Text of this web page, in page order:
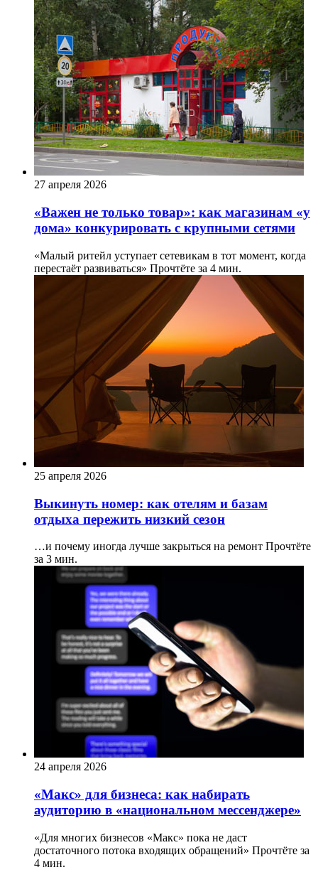
27 апреля 2026
«Важен не только товар»: как магазинам «у
дома» конкурировать с крупными сетями
«Малый ритейл уступает сетевикам в тот момент, когда
перестаёт развиваться» Прочтёте за 4 мин.
25 апреля 2026
Выкинуть номер: как отелям и базам
отдыха пережить низкий сезон
…и почему иногда лучше закрыться на ремонт Прочтёте
за 3 мин.
24 апреля 2026
«Mакс» для бизнеса: как набирать
аудиторию в «национальном мессенджере»
«Для многих бизнесов «Mакс» пока не даст
достаточного потока входящих обращений» Прочтёте за
4 мин.